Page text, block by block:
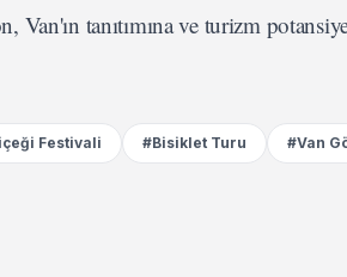
Van'ın tanıtımına ve turizm
Festivali #Bisiklet Turu #Van